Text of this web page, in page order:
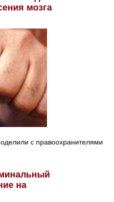
мозга
с правоохранителями
на